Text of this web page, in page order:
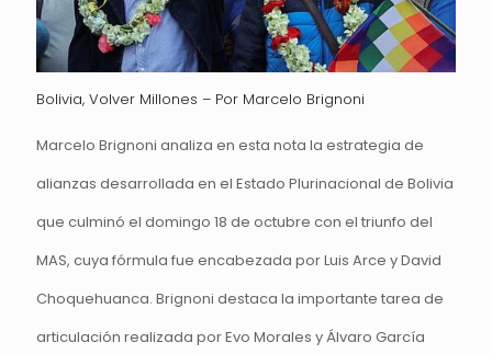
Bolivia, Volver Millones – Por Marcelo Brignoni
Marcelo Brignoni analiza en esta nota la estrategia de
alianzas desarrollada en el Estado Plurinacional de Bolivia
que culminó el domingo 18 de octubre con el triunfo del
MAS, cuya fórmula fue encabezada por Luis Arce y David
Choquehuanca. Brignoni destaca la importante tarea de
articulación realizada por Evo Morales y Álvaro García